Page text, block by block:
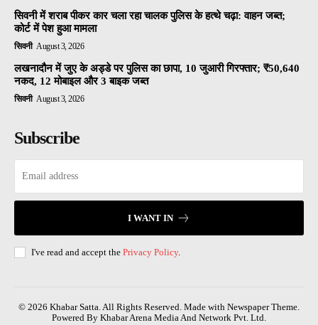
सिवनी में शराब पीकर कार चला रहा चालक पुलिस के हत्थे चढ़ा: वाहन जब्त;
कोर्ट में पेश हुआ मामला
सिवनी August 3, 2026
लखनादौन में जुए के अड्डे पर पुलिस का छापा, 10 जुआरी गिरफ्तार; ₹50,640
नकद, 12 मोबाइल और 3 बाइक जब्त
सिवनी August 3, 2026
Subscribe
I WANT IN
I've read and accept the Privacy Policy.
© 2026 Khabar Satta. All Rights Reserved. Made with Newspaper Theme.
Powered By Khabar Arena Media And Network Pvt. Ltd.